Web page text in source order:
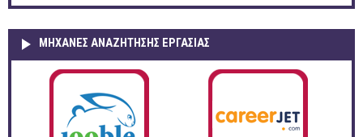
ΜΗΧΑΝΕΣ ΑΝΑΖΗΤΗΣΗΣ ΕΡΓΑΣΙΑΣ